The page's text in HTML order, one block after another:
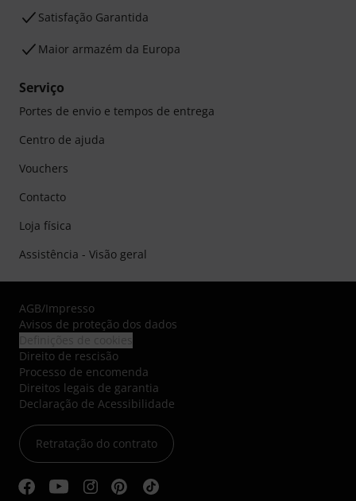
Satisfação Garantida
Maior armazém da Europa
Serviço
Portes de envio e tempos de entrega
Centro de ajuda
Vouchers
Contacto
Loja física
Assistência - Visão geral
AGB/Impresso
Avisos de proteção dos dados
Direito de rescisão
Processo de encomenda
Direitos legais de garantia
Declaração de Acessibilidade
Retratação do contrato